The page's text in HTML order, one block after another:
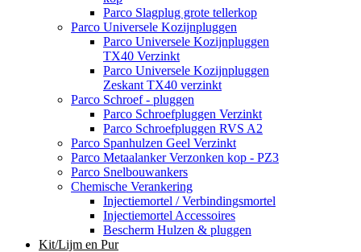
Parco Slagplug grote tellerkop
Parco Universele Kozijnpluggen
Parco Universele Kozijnpluggen
TX40 Verzinkt
Parco Universele Kozijnpluggen
Zeskant TX40 verzinkt
Parco Schroef - pluggen
Parco Schroefpluggen Verzinkt
Parco Schroefpluggen RVS A2
Parco Spanhulzen Geel Verzinkt
Parco Metaalanker Verzonken kop - PZ3
Parco Snelbouwankers
Chemische Verankering
Injectiemortel / Verbindingsmortel
Injectiemortel Accessoires
Bescherm Hulzen & pluggen
Kit/Lijm en Pur